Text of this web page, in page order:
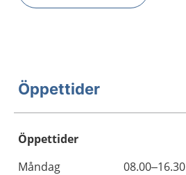
Öppettider
Öppettider
Dag
Öppettider
Kommentarer
Måndag
08.00–16.30